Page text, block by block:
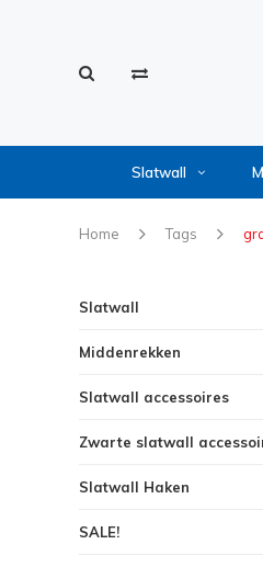
Slatwall
Home Tags
Slatwall
Middenrekken
Slatwall accessoires
Zwarte slatwall
Slatwall Haken
SALE!